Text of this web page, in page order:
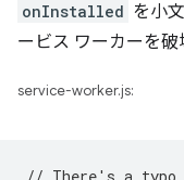
onInstalled を小
ービス ワーカーを破
service-worker.js: